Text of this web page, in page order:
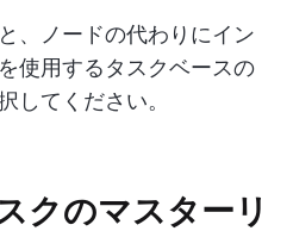
、ノードの代わりにイン
使用するタスクベースの
してください。
クのマスターリ